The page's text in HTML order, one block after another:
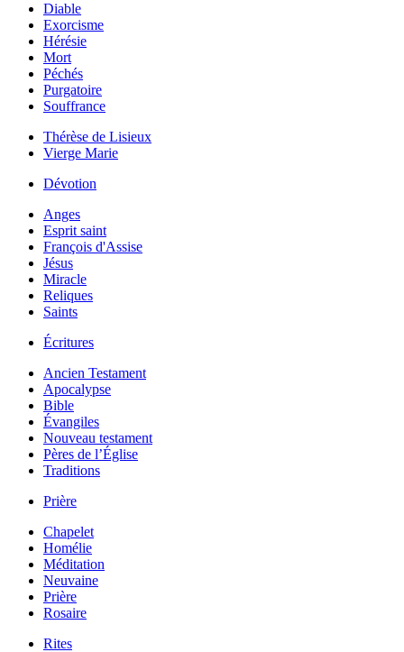
Diable
Exorcisme
Hérésie
Mort
Péchés
Purgatoire
Souffrance
Thérèse de Lisieux
Vierge Marie
Dévotion
Anges
Esprit saint
François d'Assise
Jésus
Miracle
Reliques
Saints
Écritures
Ancien Testament
Apocalypse
Bible
Évangiles
Nouveau testament
Pères de l’Église
Traditions
Prière
Chapelet
Homélie
Méditation
Neuvaine
Prière
Rosaire
Rites